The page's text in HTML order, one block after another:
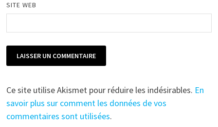
SITE WEB
Ce site utilise Akismet pour réduire les indésirables. En
savoir plus sur comment les données de vos
commentaires sont utilisées.